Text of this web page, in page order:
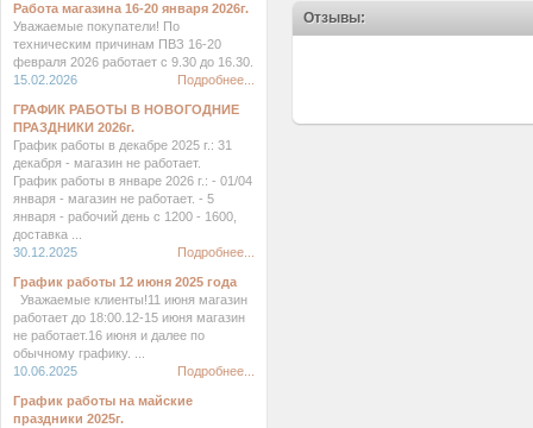
Отзывы:
Работа магазина 16-20 января 2026г.
Уважаемые покупатели! По
техническим причинам ПВЗ 16-20
февраля 2026 работает с 9.30 до 16.30.
15.02.2026
Подробнее...
ГРАФИК РАБОТЫ В НОВОГОДНИЕ
ПРАЗДНИКИ 2026г.
График работы в декабре 2025 г.: 31
декабря - магазин не работает.
График работы в январе 2026 г.: - 01/04
января - магазин не работает. - 5
января - рабочий день с 1200 - 1600,
доставка ...
30.12.2025
Подробнее...
График работы 12 июня 2025 года
Уважаемые клиенты!11 июня магазин
работает до 18:00.12-15 июня магазин
не работает.16 июня и далее по
обычному графику. ...
10.06.2025
Подробнее...
График работы на майские
праздники 2025г.